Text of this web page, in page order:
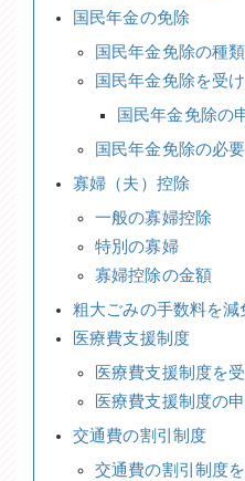
国民年金の免除
国民年金免除の種類
国民年金免除を受
国民年金免除の
国民年金免除の必
寡婦（夫）控除
一般の寡婦控除
特別の寡婦
寡婦控除の金額
粗大ごみの手数料を減
医療費支援制度
医療費支援制度を
医療費支援制度の
交通費の割引制度
交通費の割引制度